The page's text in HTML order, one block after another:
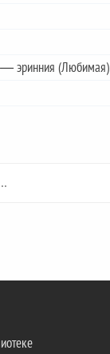
эринния (Любимая)